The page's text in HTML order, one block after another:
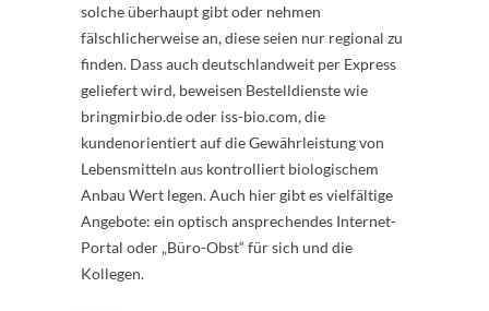
solche überhaupt gibt oder nehmen
fälschlicherweise an, diese seien nur regional zu
finden. Dass auch deutschlandweit per Express
geliefert wird, beweisen Bestelldienste wie
bringmirbio.de oder iss-bio.com, die
kundenorientiert auf die Gewährleistung von
Lebensmitteln aus kontrolliert biologischem
Anbau Wert legen. Auch hier gibt es vielfältige
Angebote: ein optisch ansprechendes Internet-
Portal oder „Büro-Obst“ für sich und die
Kollegen.